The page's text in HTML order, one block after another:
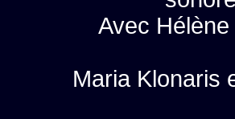
Avec
Maria Klonaris